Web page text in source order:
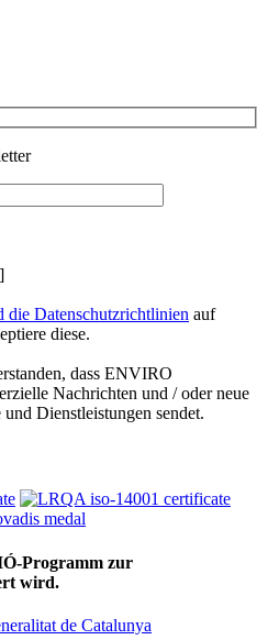
die Datenschutzrichtlinien auf
diese.
dass ENVIRO
Nachrichten und / oder neue
Dienstleistungen sendet.
Programm zur
wird.